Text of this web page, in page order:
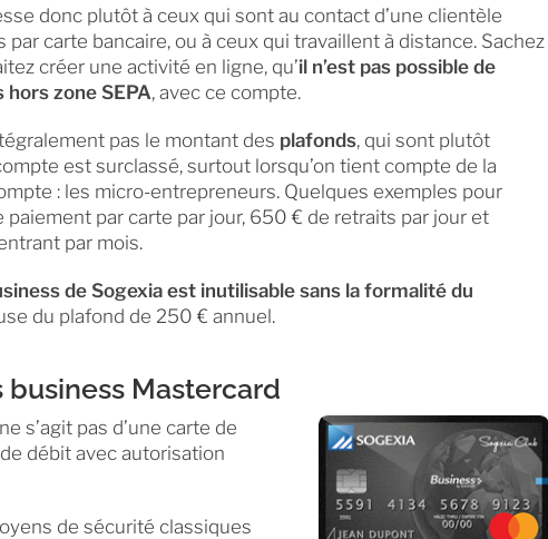
donc plutôt à ceux qui sont au contact d’une clientèle
carte bancaire, ou à ceux qui travaillent à distance. Sachez
créer une activité en ligne, qu’il n’est pas possible de
zone SEPA, avec ce compte.
pas le montant des plafonds, qui sont plutôt
est surclassé, surtout lorsqu’on tient compte de la
: les micro-entrepreneurs. Quelques exemples pour
par carte par jour, 650 € de retraits par jour et
par mois.
de Sogexia est inutilisable sans la formalité du
du plafond de 250 € annuel.
business Mastercard
s’agit pas d’une carte de
débit avec autorisation
de sécurité classiques